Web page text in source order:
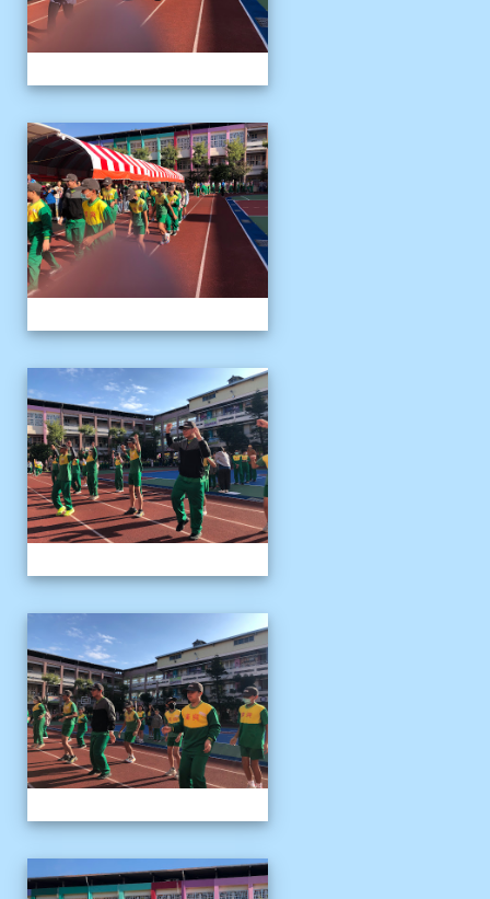
1141122運動會04
1141122運動會04
1141122運動會04
1141122運動會04